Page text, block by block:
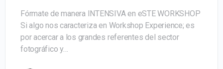
Fórmate de manera INTENSIVA en eSTE WORKSHOP
Si algo nos caracteriza en Workshop Experience; es
por acercar a los grandes referentes del sector
fotográfico y…